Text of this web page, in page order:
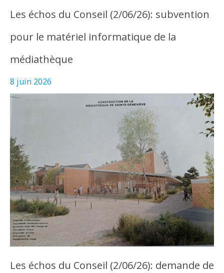
Les échos du Conseil (2/06/26): subvention
pour le matériel informatique de la
médiathèque
8 juin 2026
Les échos du Conseil (2/06/26): demande de